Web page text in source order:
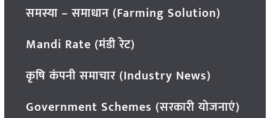
समस्या – समाधान (Farming Solution)
Mandi Rate (मंडी रेट)
कृषि कंपनी समाचार (Industry News)
Government Schemes (सरकारी योजनाएं)